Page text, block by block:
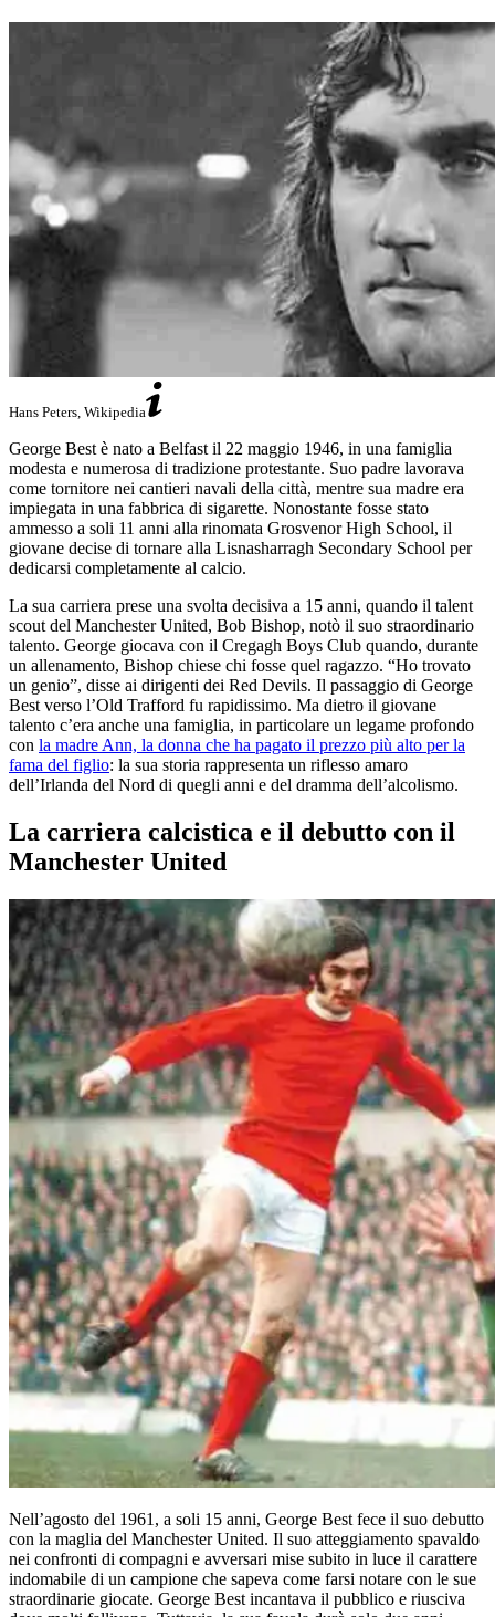
Hans Peters, Wikipedia
George Best è nato a Belfast il 22 maggio 1946, in una famiglia
modesta e numerosa di tradizione protestante. Suo padre lavorava
come tornitore nei cantieri navali della città, mentre sua madre era
impiegata in una fabbrica di sigarette. Nonostante fosse stato
ammesso a soli 11 anni alla rinomata Grosvenor High School, il
giovane decise di tornare alla Lisnasharragh Secondary School per
dedicarsi completamente al calcio.
La sua carriera prese una svolta decisiva a 15 anni, quando il talent
scout del Manchester United, Bob Bishop, notò il suo straordinario
talento. George giocava con il Cregagh Boys Club quando, durante
un allenamento, Bishop chiese chi fosse quel ragazzo. “Ho trovato
un genio”, disse ai dirigenti dei Red Devils. Il passaggio di George
Best verso l’Old Trafford fu rapidissimo. Ma dietro il giovane
talento c’era anche una famiglia, in particolare un legame profondo
con la madre Ann, la donna che ha pagato il prezzo più alto per la
fama del figlio: la sua storia rappresenta un riflesso amaro
dell’Irlanda del Nord di quegli anni e del dramma dell’alcolismo.
La carriera calcistica e il debutto con il
Manchester United
Nell’agosto del 1961, a soli 15 anni, George Best fece il suo debutto
con la maglia del Manchester United. Il suo atteggiamento spavaldo
nei confronti di compagni e avversari mise subito in luce il carattere
indomabile di un campione che sapeva come farsi notare con le sue
straordinarie giocate. George Best incantava il pubblico e riusciva